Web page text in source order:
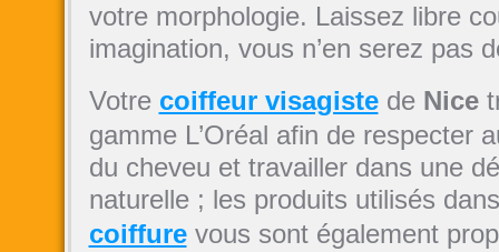
votre morphologie. Laissez libre
imagination, vous n’en serez pas
Votre coiffeur visagistede Nice
gamme L’Oréal afin de respecter
du cheveu et travailler dans une
naturelle ; les produits utilisés
coiffurevous sont également